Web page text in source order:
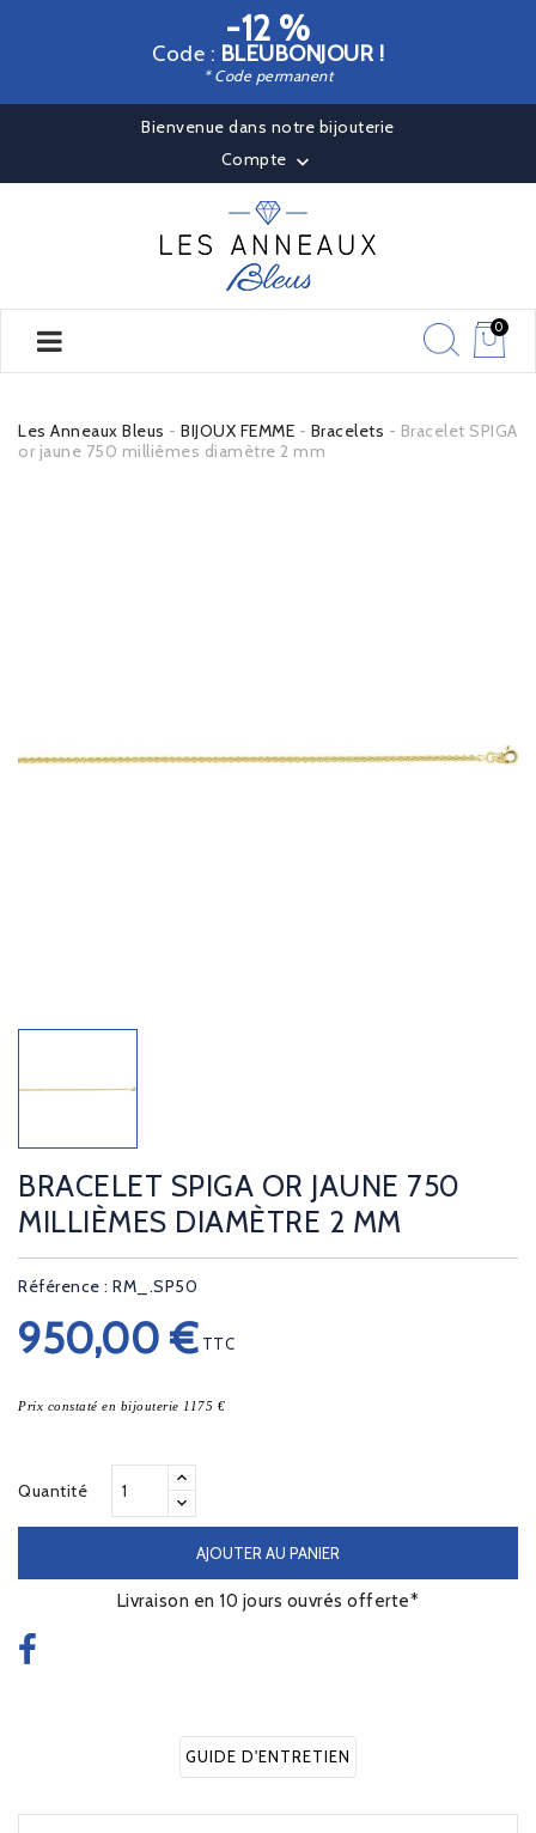
-12 %
Code : BLEUBONJOUR !
* Code permanent
Bienvenue dans notre bijouterie
Compte 
0
Les Anneaux Bleus BIJOUX FEMME Bracelets
Bracelet SPIGA
or jaune 750 millièmes diamètre 2 mm
BRACELET SPIGA OR JAUNE 750
MILLIÈMES DIAMÈTRE 2 MM
Référence : RM_.SP50
950,00 € TTC
Prix constaté en bijouterie 1175 €
Quantité
AJOUTER AU PANIER
Livraison en 10 jours ouvrés offerte*
GUIDE D'ENTRETIEN